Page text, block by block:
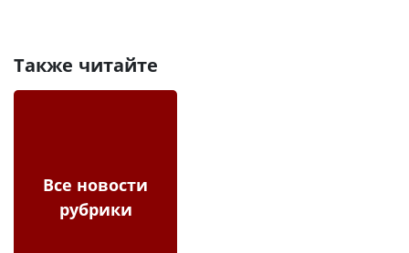
Также читайте
Все новости
рубрики